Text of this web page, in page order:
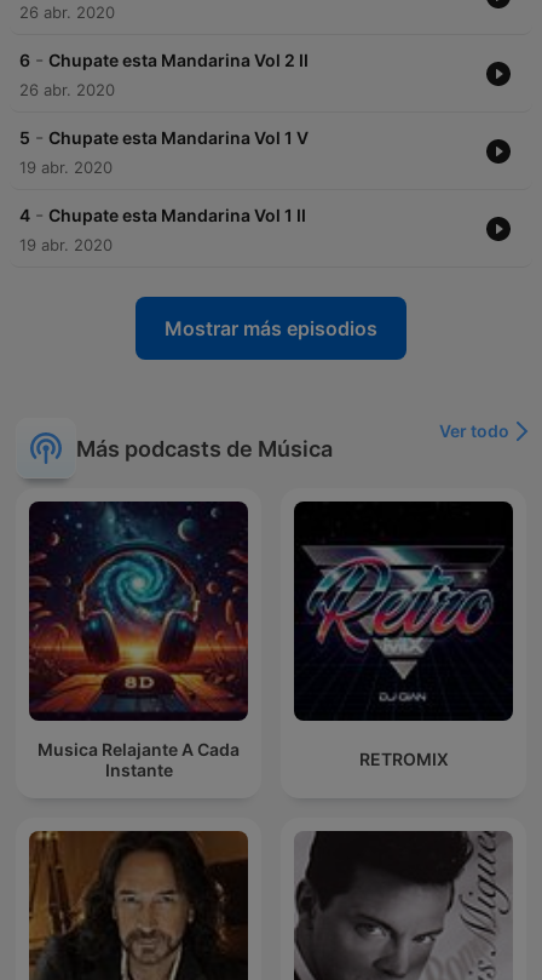
26 abr. 2020
6 - Chupate esta Mandarina Vol 2 II
26 abr. 2020
5 - Chupate esta Mandarina Vol 1 V
19 abr. 2020
4 - Chupate esta Mandarina Vol 1 II
19 abr. 2020
Mostrar más episodios
Más podcasts de Música
Ver todo
Musica Relajante A Cada
Instante
RETROMIX